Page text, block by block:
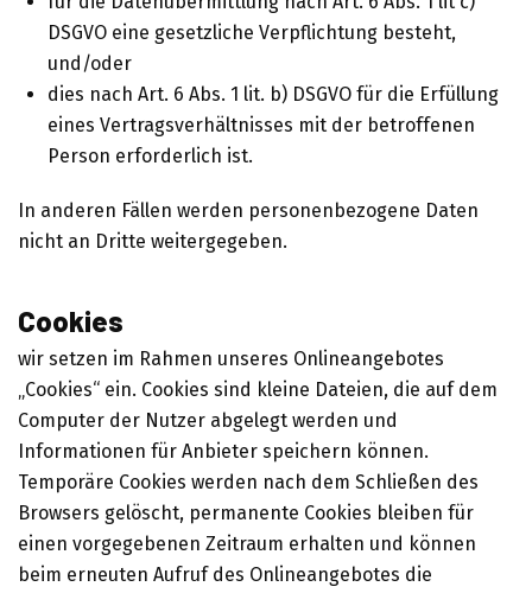
DSGVO eine gesetzliche Verpflichtung besteht,
und/oder
dies nach Art. 6 Abs. 1 lit. b) DSGVO für die Erfüllung
eines Vertragsverhältnisses mit der betroffenen
Person erforderlich ist.
In anderen Fällen werden personenbezogene Daten
nicht an Dritte weitergegeben.
Cookies
wir setzen im Rahmen unseres Onlineangebotes
„Cookies“ ein. Cookies sind kleine Dateien, die auf dem
Computer der Nutzer abgelegt werden und
Informationen für Anbieter speichern können.
Temporäre Cookies werden nach dem Schließen des
Browsers gelöscht, permanente Cookies bleiben für
einen vorgegebenen Zeitraum erhalten und können
beim erneuten Aufruf des Onlineangebotes die